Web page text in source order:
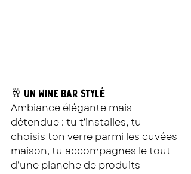
🥂 Un wine bar stylé
Ambiance élégante mais
détendue : tu t’installes, tu
choisis ton verre parmi les cuvées
maison, tu accompagnes le tout
d’une planche de produits